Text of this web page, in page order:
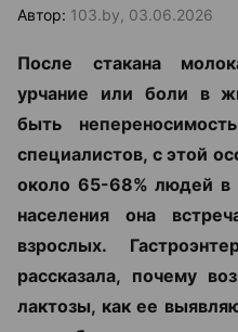
Автор: 103.by, 03.06.2026
После стакана
урчание или боли в
быть
специалистов, с этой
около 65-68% людей в
населения она
взрослых.
рассказала, почему
лактозы, как ее